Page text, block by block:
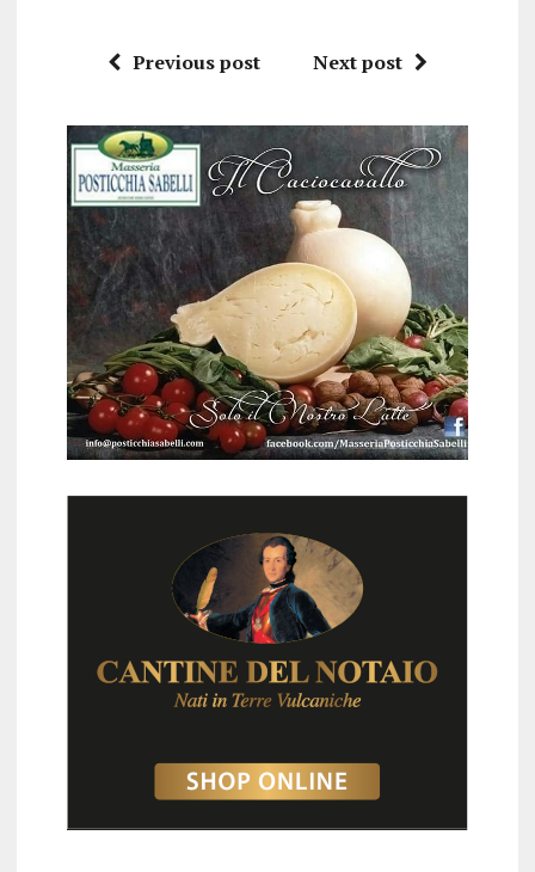
Previous post Next post